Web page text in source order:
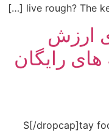
live rough? The
ارزش
های رایگان
[dropcap]S[/